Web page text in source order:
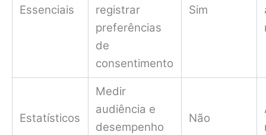
Essenciais
registrar
preferências
de
consentimento
Sim
Estatísticos
Medir
audiência e
desempenho
Não